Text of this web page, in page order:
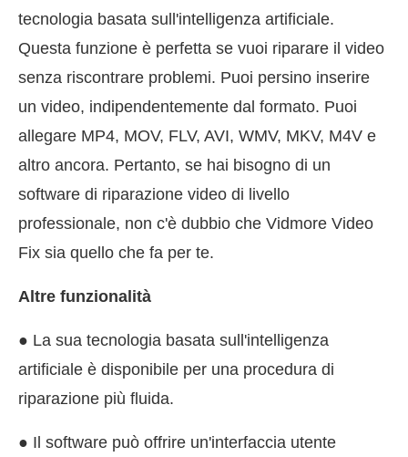
tecnologia basata sull'intelligenza artificiale.
Questa funzione è perfetta se vuoi riparare il video
senza riscontrare problemi. Puoi persino inserire
un video, indipendentemente dal formato. Puoi
allegare MP4, MOV, FLV, AVI, WMV, MKV, M4V e
altro ancora. Pertanto, se hai bisogno di un
software di riparazione video di livello
professionale, non c'è dubbio che Vidmore Video
Fix sia quello che fa per te.
Altre funzionalità
● La sua tecnologia basata sull'intelligenza
artificiale è disponibile per una procedura di
riparazione più fluida.
● Il software può offrire un'interfaccia utente